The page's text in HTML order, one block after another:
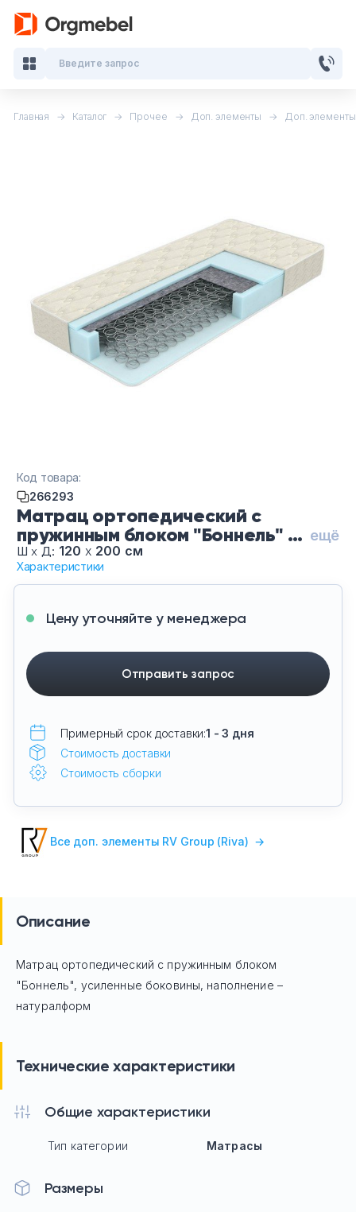
Главная Каталог Прочее Доп. элементы Доп. элементы
Матрац ортопедический с
пружинным блоком "Боннель" С-
М-120
ещё
Шх Д: 120 х 200 см
Характеристики
Код товара:
266293
Цену уточняйте у менеджера
Отправить запрос
Примерный срок доставки:1 - 3 дня
Стоимость доставки
Стоимость сборки
Все доп. элементы RV Group (Riva) →
Описание
Матрац ортопедический с пружинным блоком
"Боннель", усиленные боковины, наполнение –
натуралформ
Технические характеристики
Общие характеристики
Тип категории Матрасы
Размеры
Введите запрос
Кабинеты руководителя
Стойки ресепшн
Офисные кресла и стулья
Офисные столы
Тумбы офисные
Обеденная зона
Искусственные растения
Кашпо